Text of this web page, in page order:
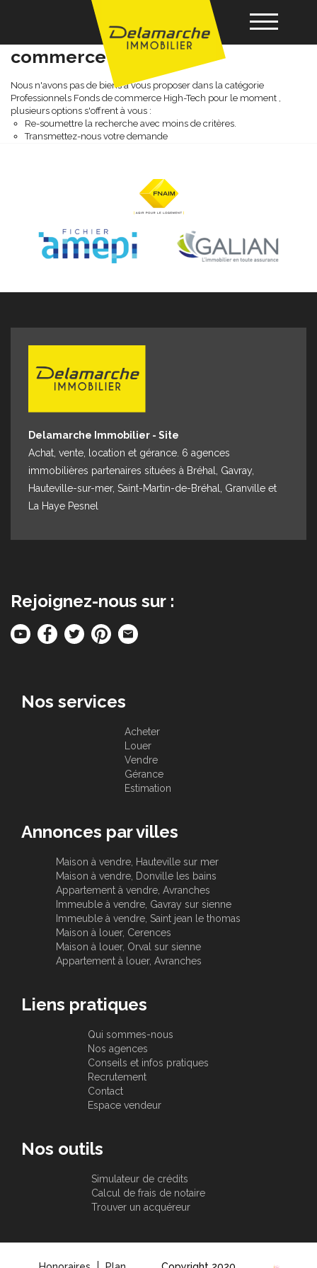
Acheter
Louer
Nos agences
Professionnels fonds de
commerce high-tech
Nous n'avons pas de biens à vous proposer dans la catégorie
Professionnels Fonds de commerce High-Tech pour le moment ,
plusieurs options s'offrent à vous :
Re-soumettre la recherche avec moins de critères.
Transmettez-nous votre demande
Delamarche Immobilier - Site
Achat, vente, location et gérance. 6 agences
immobilières partenaires situées à Bréhal, Gavray,
Hauteville-sur-mer, Saint-Martin-de-Bréhal, Granville et
La Haye Pesnel
Rejoignez-nous sur :
Nos services
Acheter
Louer
Vendre
Gérance
Estimation
Annonces par villes
Maison à vendre, Hauteville sur mer
Maison à vendre, Donville les bains
Appartement à vendre, Avranches
Immeuble à vendre, Gavray sur sienne
Immeuble à vendre, Saint jean le thomas
Maison à louer, Cerences
Maison à louer, Orval sur sienne
Appartement à louer, Avranches
Liens pratiques
Qui sommes-nous
Nos agences
Conseils et infos pratiques
Recrutement
Contact
Espace vendeur
Nos outils
Simulateur de crédits
Calcul de frais de notaire
Trouver un acquéreur